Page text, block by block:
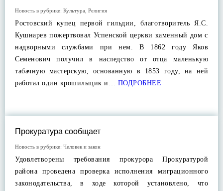
Новость в рубрике: Культура Религия
Ростовский купец первой гильдии, благотворитель Я.С.
Кушнарев пожертвовал Успенской церкви каменный дом с
надворными службами при нем. В 1862 году Яков
Семенович получил в наследство от отца маленькую
табачную мастерскую, основанную в 1853 году, на ней
работал один крошильщик и… ПОДРОБНЕЕ
Прокуратура сообщает
Новость в рубрике: Человек и закон
Удовлетворены требования прокурора Прокуратурой
района проведена проверка исполнения миграционного
законодательства, в ходе которой установлено, что